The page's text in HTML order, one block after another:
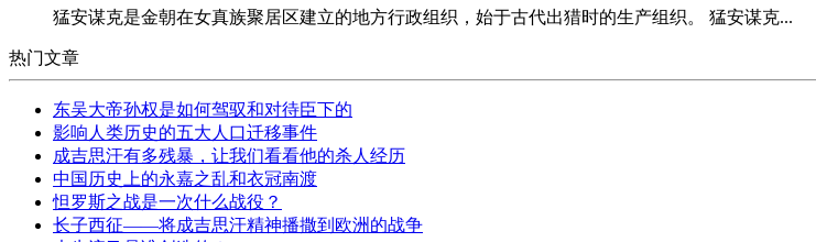
猛安谋克是金朝在女真族聚居区建立的地方行政组织，始于古代出猎时的生产组织。 猛安谋克...
热门文章
东吴大帝孙权是如何驾驭和对待臣下的
影响人类历史的五大人口迁移事件
成吉思汗有多残暴，让我们看看他的杀人经历
中国历史上的永嘉之乱和衣冠南渡
怛罗斯之战是一次什么战役？
长子西征——将成吉思汗精神播撒到欧洲的战争